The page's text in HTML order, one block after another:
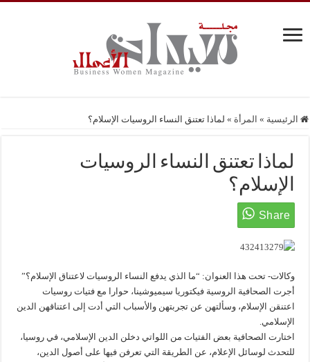
الرئيسية » المرأة » لماذا تعتنق النساء الروسيات الإسلام؟
لماذا تعتنق النساء الروسيات
الإسلام؟
وكالات- تحت هذا العنوان: “ما الذي يدفع النساء الروسيات لاعتناق الإسلام؟”
أجرت الصحافية الروسية فيكتوريا سيميوشينا، حوارا مع فتيات روسيات
اعتنقن الإسلام، وسألتهن عن تجربتهن والأسباب التي أدت إلى اعتناقهن الدين
الإسلامي.
اختارت الصحافية بعض الفتيات من اللواتي دخلن الدين الإسلامي، في روسيا،
للتحدث لوسائل الإعلام، عن الطريقة التي تعرفن فيها على أصول الدين،